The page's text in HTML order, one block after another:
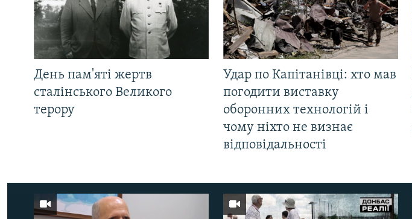
День пам'яті жертв
сталінського Великого
терору
Удар по Капітанівці: хто мав
погодити виставку
оборонних технологій і
чому ніхто не визнає
відповідальності